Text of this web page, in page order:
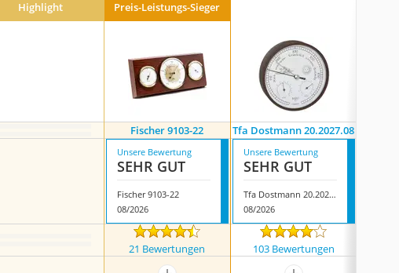
Highlight Preis-Leistungs-Sieger
Fischer 9103-22 Tfa Dostmann 20.2027.08
Unsere Bewertung
SEHR GUT
Fischer 9103-22
08/2026
Unsere Bewertung
SEHR GUT
Tfa Dostmann 20.2027.08
08/2026
21 Bewertungen 103 Bewertungen